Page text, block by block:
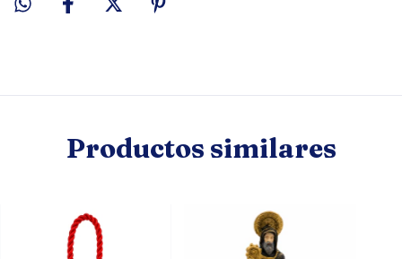
Productos similares